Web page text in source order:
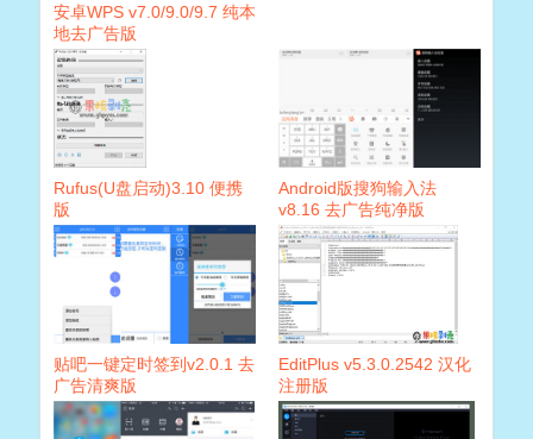
安卓WPS v7.0/9.0/9.7 纯本
地去广告版
Rufus(U盘启动)3.10 便携
版
Android版搜狗输入法
v8.16 去广告纯净版
贴吧一键定时签到v2.0.1 去
广告清爽版
EditPlus v5.3.0.2542 汉化
注册版